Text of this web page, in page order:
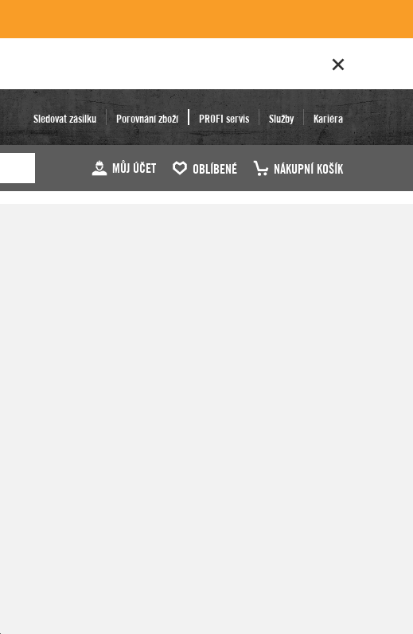
Sledovat zásilku Porovnání zboží PROFI servis Služby Kariéra
MŮJ ÚČET OBLÍBENÉ NÁKUPNÍ KOŠÍK